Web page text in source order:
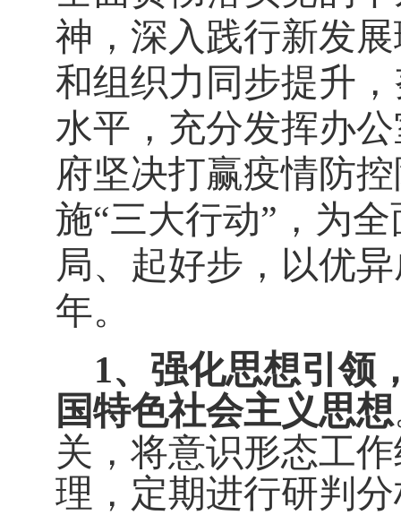
神，深入践行新发
和组织力同步提升
水平，充分发挥办
府坚决打赢疫情防
施“三大行动”， 为
局、起好步，以优
年。
1、强化思想引领
国特色社会主义思想
关，将意识形态工
理，定期进行研判